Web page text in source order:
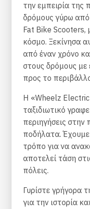
την εμπειρία της
δρόμους γύρω
Fat Bike Scooters,
κόσμο. Ξεκίνησα
από έναν χρόνο
στους δρόμους με
προς το
Η «Wheelz Electric
ταξιδιωτικό
περιηγήσεις
ποδήλατα. Έχουμε
τρόπο για να
αποτελεί τάση
πόλεις.
Γυρίστε γρήγορα
για την ιστορία